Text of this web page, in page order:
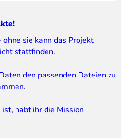
sie kann das Projekt
stattfinden.
den passenden Dateien zu
habt ihr die Mission